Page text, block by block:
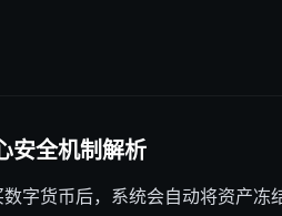
安全机制解析
字货币后，系统会自动将资产冻